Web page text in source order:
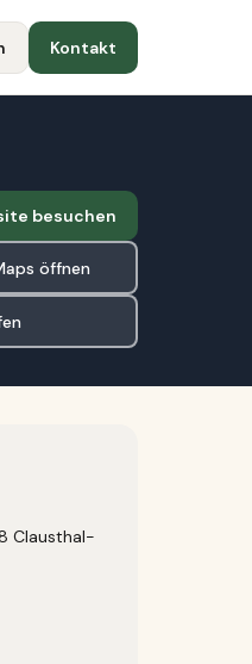
Kontakt
besuchen
öffnen
Clausthal-